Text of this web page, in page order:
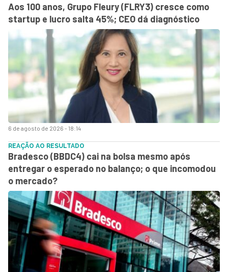
6 de agosto de 2026 - 18:14
Aos 100 anos, Grupo Fleury (FLRY3) cresce como
startup e lucro salta 45%; CEO dá diagnóstico
REAÇÃO AO RESULTADO
Bradesco (BBDC4) cai na bolsa mesmo após
entregar o esperado no balanço; o que incomodou
o mercado?